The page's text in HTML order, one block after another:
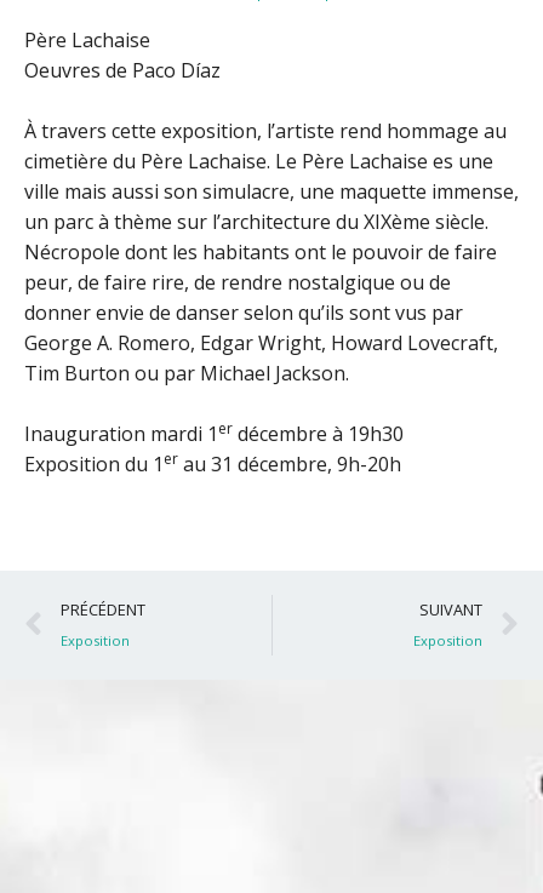
Père Lachaise
Oeuvres de Paco Díaz
À travers cette exposition, l’artiste rend hommage au
cimetière du Père Lachaise. Le Père Lachaise es une
ville mais aussi son simulacre, une maquette immense,
un parc à thème sur l’architecture du XIXème siècle.
Nécropole dont les habitants ont le pouvoir de faire
peur, de faire rire, de rendre nostalgique ou de
donner envie de danser selon qu’ils sont vus par
George A. Romero, Edgar Wright, Howard Lovecraft,
Tim Burton ou par Michael Jackson.
Inauguration mardi 1 er décembre à 19h30
Exposition du 1 er au 31 décembre, 9h-20h
Précédent
PRÉCÉDENT
Exposition
SUIVANT
Exposition